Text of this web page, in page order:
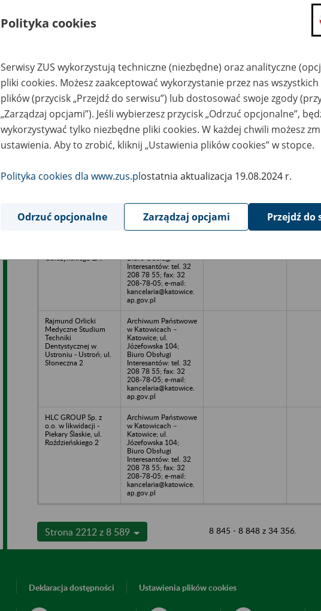
Nazwa
zlikwidowanego
zakładu pracy
Miejsce
przechowywania
dokumentów
Nr zespołu akt w
archiwum
państwowym
Daty
Spółdzielnia Socjalna
MIRA w Wydminach
Archiwum Państwowe
w Suwałkach ul.
Tel/fax 87 566 21 67
.gov.pl
2012 -
SMI Sp. z o.o. w
Gałczyńskiego 2A
Archiwum Państwowe
w Katowicach –
Biuro Obsługi
Interesantów: tel. 32
208 78 55; fax: 32
208-78-05; e-mail:
kancelaria@katowice.
ap.gov.pl
Rajmund Orlicki
Medyczne Studium
Techniki
Dentystycznej w
Ustroniu - Ustroń; ul.
Słoneczna 2
Archiwum Państwowe
w Katowicach –
Katowice; ul.
Józefowska 104;
Biuro Obsługi
Interesantów: tel. 32
208 78 55; fax: 32
208-78-05; e-mail:
kancelaria@katowice.
ap.gov.pl
HLC GROUP Sp. z
o.o. w likwidacji -
Piekary Ślaskie, ul.
Roździeńskiego 2
Archiwum Państwowe
w Katowicach –
Katowice; ul.
Józefowska 104;
Biuro Obsługi
Interesantów: tel. 32
208 78 55; fax: 32
208-78-05; e-mail:
kancelaria@katowice.
ap.gov.pl
Strona 2212 z 8 589 8 845 - 8 848 z 34 356.
Deklaracja dostępności Ustawienia plików cookies
Polityka cookies
Serwisy ZUS wykorzystują techniczne (niezbędne) oraz analityczne
pliki cookies. Możesz zaakceptować wykorzystanie przez nas
plików (przycisk „Przejdź do serwisu”) lub dostosować swoje zgody
„Zarządzaj opcjami”). Jeśli wybierzesz przycisk „Odrzuć opcjonalne”,
wykorzystywać tylko niezbędne pliki cookies. W każdej chwili możesz
ustawienia. Aby to zrobić, kliknij „Ustawienia plików cookies” w stopce.
Polityka cookies dla www.zus.plostatnia aktualizacja 19.08.2024 r.
Odrzuć opcjonalne Zarządzaj opcjami Przejdź do